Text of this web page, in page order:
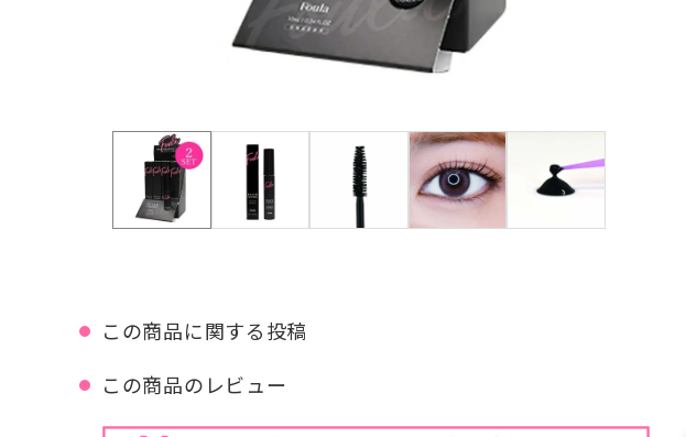
この商品に関する投稿
この商品のレビュー